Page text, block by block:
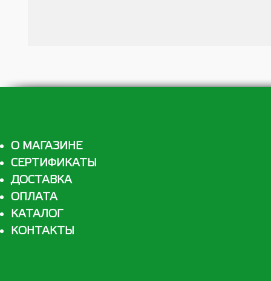
О МАГАЗИНЕ
СЕРТИФИКАТЫ
ДОСТАВКА
ОПЛАТА
КАТАЛОГ
КОНТАКТЫ